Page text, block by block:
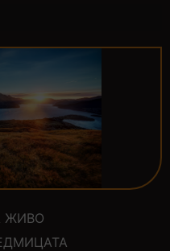
ЖИВО